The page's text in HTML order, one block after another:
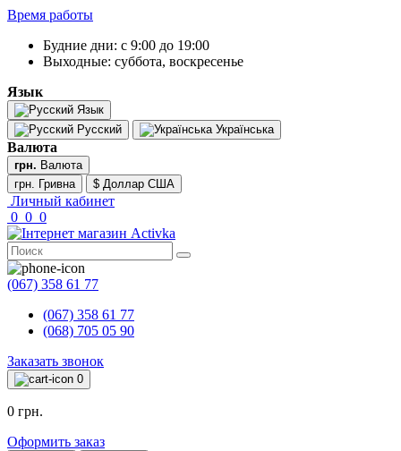
Время работы
Будние дни: с 9:00 до 19:00
Выходные: суббота, воскресенье
Язык
Язык
Русский
Українська
Валюта
грн. Валюта
грн. Гривна
$ Доллар США
Личный кабинет
0 0 0
(067) 358 61 77
(067) 358 61 77
(068) 705 05 90
Заказать звонок
0
0 грн.
Оформить заказ